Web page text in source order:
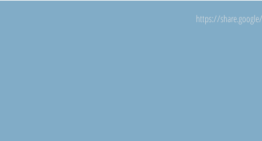
https://share.google/